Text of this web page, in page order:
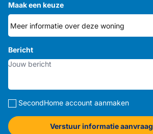
Maak een keuze
Bericht
SecondHome account aanmaken
Verstuur informatie aanvraag